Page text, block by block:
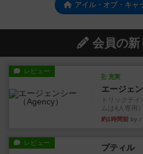
アイル・オブ・キャ
会員の
レビュー
充実
エージェ
トリックテ
ムは4人専用
約1時間前 by
レビュー プティル